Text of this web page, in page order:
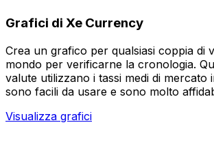
Grafici di Xe Currency
Crea un grafico per qualsiasi coppia di
mondo per verificarne la cronologia.
valute utilizzano i tassi medi di mercato
sono facili da usare e sono molto
Visualizza grafici